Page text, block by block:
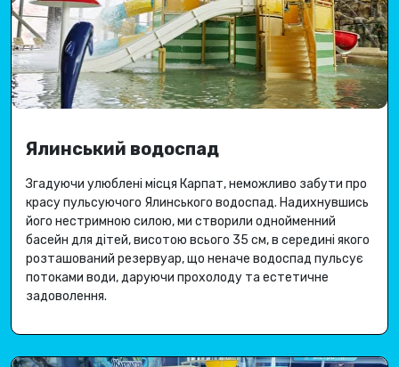
Ялинський водоспад
Згадуючи улюблені місця Карпат, неможливо забути про
красу пульсуючого Ялинського водоспад. Надихнувшись
його нестримною силою, ми створили однойменний
басейн для дітей, висотою всього 35 см, в середині якого
розташований резервуар, що неначе водоспад пульсує
потоками води, даруючи прохолоду та естетичне
задоволення.